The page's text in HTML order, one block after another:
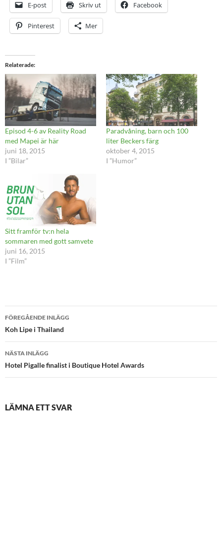
E-post Skriv ut Facebook
Pinterest Mer
Relaterade
Episod 4-6 av Reality Road
med Mapei är här
juni 18, 2015
I ”Bilar”
Paradvåning, barn och 100
liter Beckers färg
oktober 4, 2015
I ”Humor”
Sitt framför tv:n hela
sommaren med gott samvete
juni 16, 2015
I ”Film”
Inläggsnavigering
FÖREGÅENDE INLÄGG
Koh Lipe i Thailand
NÄSTA INLÄGG
Hotel Pigalle finalist i Boutique Hotel Awards
LÄMNA ETT SVAR